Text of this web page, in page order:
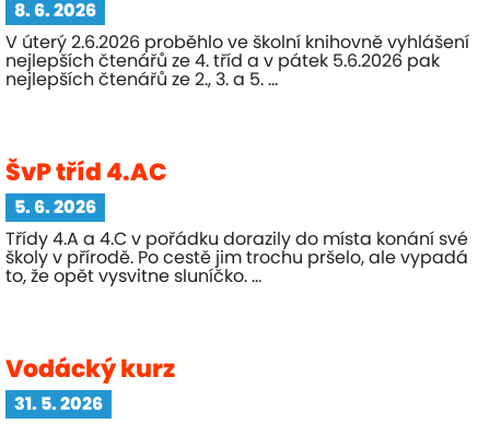
8. 6. 2026
V úterý 2.6.2026 proběhlo ve školní knihovně vyhlášení
nejlepších čtenářů ze 4. tříd a v pátek 5.6.2026 pak
nejlepších čtenářů ze 2., 3. a 5. ...
ŠvP tříd 4.AC
5. 6. 2026
Třídy 4.A a 4.C v pořádku dorazily do místa konání své
školy v přírodě. Po cestě jim trochu pršelo, ale vypadá
to, že opět vysvitne sluníčko. ...
Vodácký kurz
31. 5. 2026